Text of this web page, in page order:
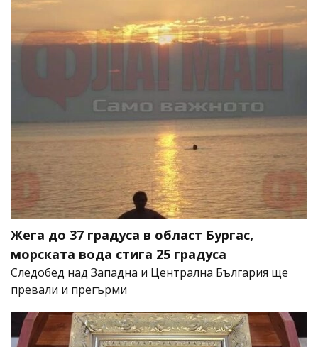
Жега до 37 градуса в област Бургас,
морската вода стига 25 градуса
Следобед над Западна и Централна България ще
превали и прегърми